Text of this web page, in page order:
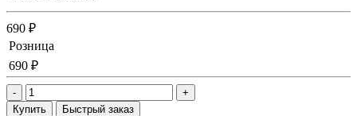
690 ₽
Розница
690 ₽
-
+
Купить
Быстрый заказ